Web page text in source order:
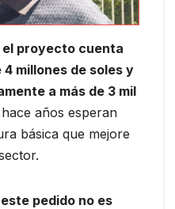
el proyecto cuenta
millones de soles y
a más de 3 mil
años esperan
básica que mejore
pedido no es